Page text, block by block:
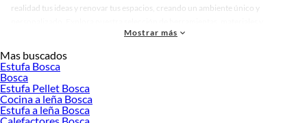
realidad tus ideas y renovar tus espacios, creando un ambiente único y
accesorios de calidad que te ayudarán a crear un espacio más tú.
Desde remodelaciones hasta proyectos de decoración, estamos aquí para hacer
tus ideas realidad. ¡Visítanos y encuentra todo lo que tenemos para ofrecerte en
Estufas Eléctricas!
Explora la variedad de productos de Estufas Eléctricas en Sodimac
Herramientas, materiales y accesorios de calidad para tus proyectos y
Mostrar más
Mas buscados
Estufa Bosca
Bosca
Estufa Pellet Bosca
Cocina a leña Bosca
Estufa a leña Bosca
Calefactores Bosca